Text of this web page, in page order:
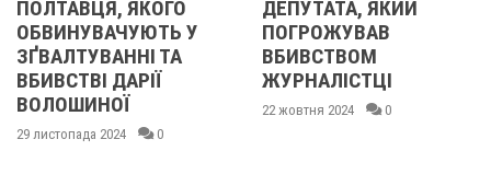
ЯКОГО
У
ТА
ДАРІЇ
2024 0
ДЕПУТАТА, ЯКИЙ
ПОГРОЖУВАВ
ВБИВСТВОМ
ЖУРНАЛІСТЦІ
22 жовтня 2024 0